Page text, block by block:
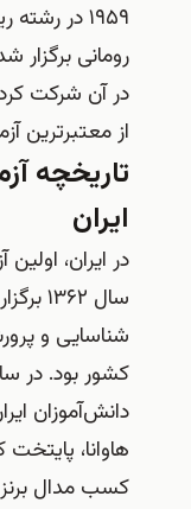
۱۹۵۹ در
رومانی
در آن شرکت
از معتبرترین
تاریخچه
ایران
در ایران،
سال
شناسایی و
دانش‌آموزان
هاوانا،
کسب مدال